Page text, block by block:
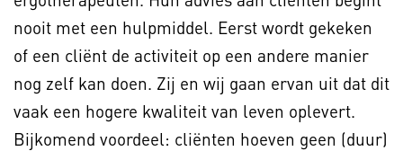
nooit met een hulpmiddel. Eerst wordt gekeken
of een cliënt de activiteit op een andere manier
nog zelf kan doen. Zij en wij gaan ervan uit dat dit
vaak een hogere kwaliteit van leven oplevert.
Bijkomend voordeel: cliënten hoeven geen (duur)